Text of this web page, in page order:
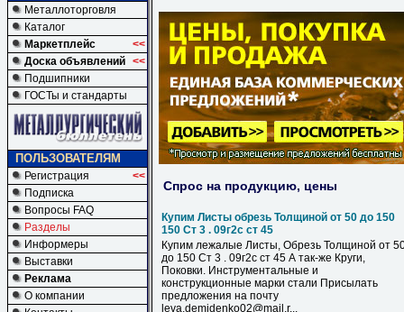
Металлоторговля
Каталог
Маркетплейс
<<
Доска объявлений <<
Подшипники
ГОСТы и стандарты
ПОЛЬЗОВАТЕЛЯМ
Регистрация
<<
Подписка
Вопросы FAQ
Разделы
Информеры
Выставки
Реклама
О компании
Спрос на продукцию, цены
Купим Листы обрезь Толщиной от 50 до 150
150 Ст 3 . 09г2с ст 45
Купим лежалые Листы, Обрезь Толщиной от
до 150 Ст 3 . 09г2с ст 45 А так-же Круги,
Поковки. Инструментальные и
конструкционные марки стали Присылать
предложения на почту
leva.demidenko02@mail.r...